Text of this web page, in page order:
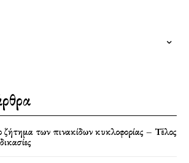
των πινακίδων κυκλοφορίας – Τέλος